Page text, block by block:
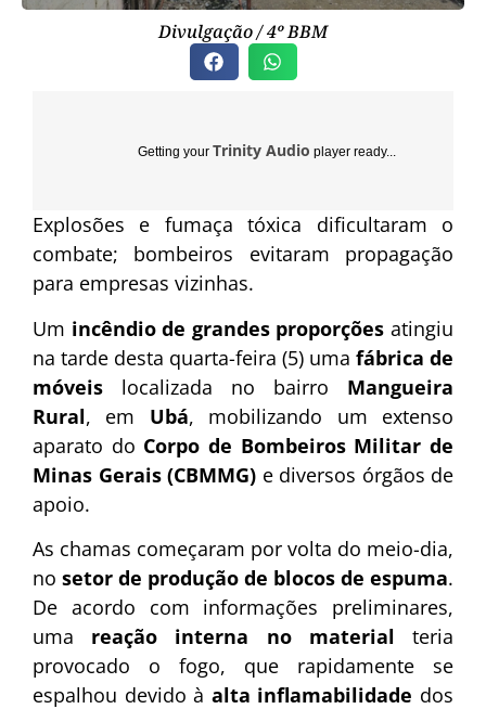
Divulgação / 4º BBM
Getting your Trinity Audio player ready...
Explosões e fumaça tóxica dificultaram o
combate; bombeiros evitaram propagação
para empresas vizinhas.
Um incêndio de grandes proporções atingiu
na tarde desta quarta-feira (5) uma fábrica de
móveis localizada no bairro Mangueira
Rural, em Ubá, mobilizando um extenso
aparato do Corpo de Bombeiros Militar de
Minas Gerais (CBMMG) e diversos órgãos de
apoio.
As chamas começaram por volta do meio-dia,
no setor de produção de blocos de espuma.
De acordo com informações preliminares,
uma reação interna no material teria
provocado o fogo, que rapidamente se
espalhou devido à alta inflamabilidade dos